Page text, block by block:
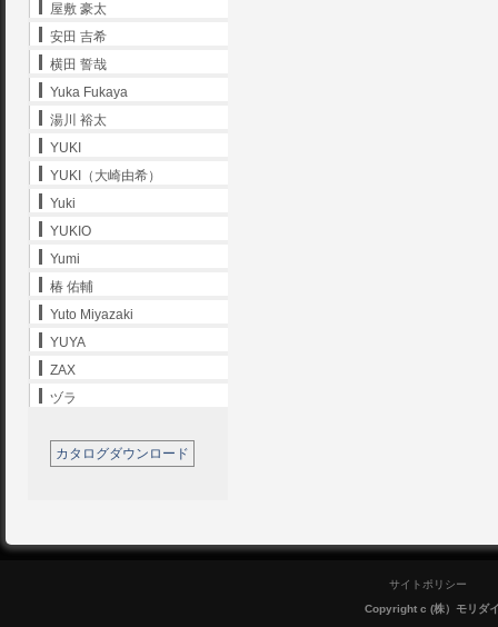
屋敷 豪太
安田 吉希
横田 誓哉
Yuka Fukaya
湯川 裕太
YUKI
YUKI（大崎由希）
Yuki
YUKIO
Yumi
椿 佑輔
Yuto Miyazaki
YUYA
ZAX
ヅラ
カタログダウンロード
サイトポリシー
Copyright c (株）モリダ